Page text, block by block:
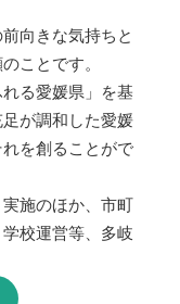
向きな気持ちと
ことです。
る愛媛県」を基
が調和した愛媛
を創ることがで
施のほか、市町
校運営等、多岐